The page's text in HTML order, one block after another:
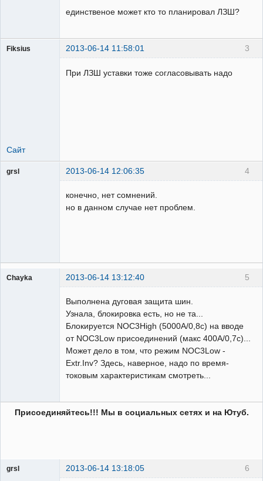
единственое может кто то планировал ЛЗШ?
3
Fiksius 2013-06-14 11:58:01
При ЛЗШ уставки тоже согласовывать надо
Сайт
4
grsl 2013-06-14 12:06:35
конечно, нет сомнений.
но в данном случае нет проблем.
5
Chayka 2013-06-14 13:12:40
Выполнена дуговая защита шин.
Узнала, блокировка есть, но не та...
Блокируется NOC3High (5000А/0,8с) на вводе
от NOC3Low присоединений (макс 400А/0,7с)...
Может дело в том, что режим NOC3Low -
Extr.Inv? Здесь, наверное, надо по время-
токовым характеристикам смотреть...
Присоединяйтесь!!! Мы в социальных сетях и на Ютуб.
6
grsl 2013-06-14 13:18:05